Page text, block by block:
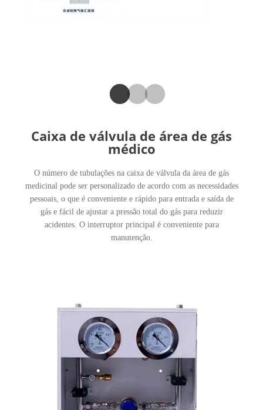
Caixa de válvula de área de gás
médico
O número de tubulações na caixa de válvula da área de gás
medicinal pode ser personalizado de acordo com as necessidades
pessoais, o que é conveniente e rápido para entrada e saída de
gás e fácil de ajustar a pressão total do gás para reduzir
acidentes. O interruptor principal é conveniente para
manutenção.